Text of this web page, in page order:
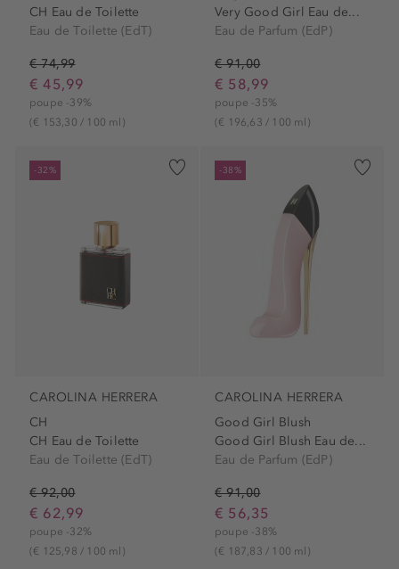
CH Eau de Toilette
Eau de Toilette (EdT)
€ 74,99
€ 45,99
poupe -39%
(€ 153,30 / 100 ml)
Very Good Girl Eau de...
Eau de Parfum (EdP)
€ 91,00
€ 58,99
poupe -35%
(€ 196,63 / 100 ml)
-32%
CAROLINA HERRERA
CH
CH Eau de Toilette
Eau de Toilette (EdT)
€ 92,00
€ 62,99
poupe -32%
(€ 125,98 / 100 ml)
-38%
CAROLINA HERRERA
Good Girl Blush
Good Girl Blush Eau de...
Eau de Parfum (EdP)
€ 91,00
€ 56,35
poupe -38%
(€ 187,83 / 100 ml)